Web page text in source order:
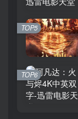
TOP5
TOP6